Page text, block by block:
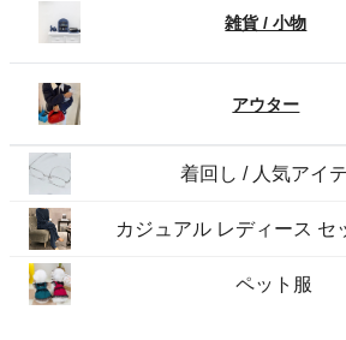
雑貨 / 小物
アウター
着回し / 人気アイ
カジュアル レディース セ
ペット服